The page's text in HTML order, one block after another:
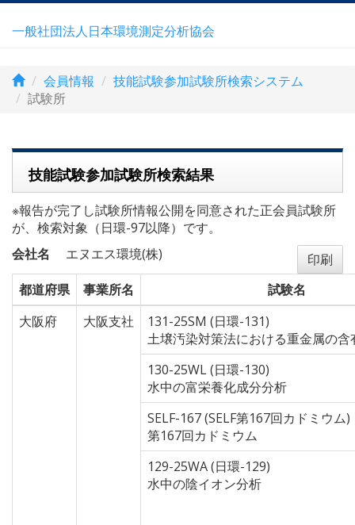
一般社団法人日本環境測定分析協会
会員情報
技能試験参加試験所検索システム
試験所
技能試験参加試験所検索結果
※報告が完了し試験所情報公開を同意された正会員試験所
が、検索対象（日環-97以降）です。
会社名
エヌエス環境(株)
印刷
都道府県
事業所名
試験名
大阪府
大阪支社
131-25SM (日環-131)
土壌汚染対策法における重金属の含
130-25WL (日環-130)
水中の富栄養化成分分析
SELF-167 (SELF第167回カドミウム)
第167回カドミウム
129-25WA (日環-129)
水中の陰イオン分析